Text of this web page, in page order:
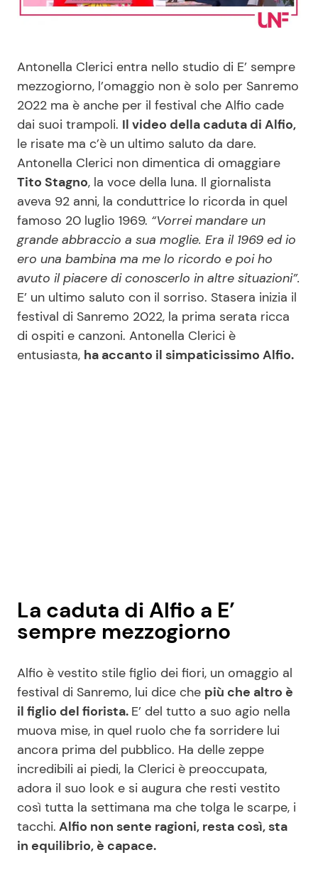
Mondo Mamma
News benessere
Salute
Viaggi e Turismo
Festività
Le Ricette in TV
Primi Piatti
Ricette Facili e Veloci
Ricette Feste
Ricette per Bambini
Seguici
Antonella Clerici entra nello studio di E’ sempre
mezzogiorno, l’omaggio non è solo per Sanremo
2022 ma è anche per il festival che Alfio cade
dai suoi trampoli. Il video della caduta di Alfio,
le risate ma c’è un ultimo saluto da dare.
Antonella Clerici non dimentica di omaggiare
Tito Stagno, la voce della luna. Il giornalista
aveva 92 anni, la conduttrice lo ricorda in quel
famoso 20 luglio 1969. “Vorrei mandare un
grande abbraccio a sua moglie. Era il 1969 ed io
ero una bambina ma me lo ricordo e poi ho
avuto il piacere di conoscerlo in altre situazioni”.
E’ un ultimo saluto con il sorriso. Stasera inizia il
festival di Sanremo 2022, la prima serata ricca
di ospiti e canzoni. Antonella Clerici è
entusiasta, ha accanto il simpaticissimo Alfio.
La caduta di Alfio a E’
sempre mezzogiorno
Alfio è vestito stile figlio dei fiori, un omaggio al
festival di Sanremo, lui dice che più che altro è
il figlio del fiorista. E’ del tutto a suo agio nella
muova mise, in quel ruolo che fa sorridere lui
ancora prima del pubblico. Ha delle zeppe
incredibili ai piedi, la Clerici è preoccupata,
adora il suo look e si augura che resti vestito
così tutta la settimana ma che tolga le scarpe, i
tacchi. Alfio non sente ragioni, resta così, sta
in equilibrio, è capace.